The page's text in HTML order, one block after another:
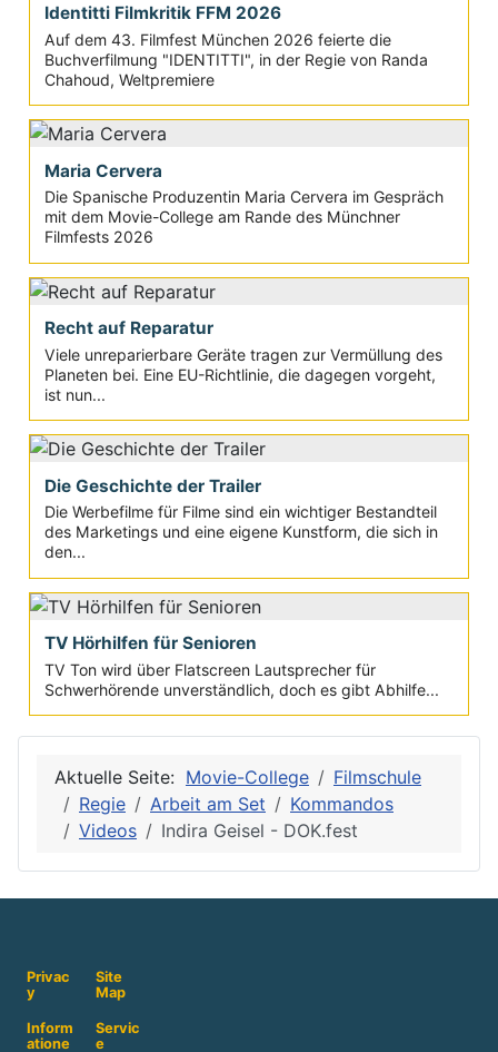
Identitti Filmkritik FFM 2026
Auf dem 43. Filmfest München 2026 feierte die
Buchverfilmung "IDENTITTI", in der Regie von Randa
Chahoud, Weltpremiere
Maria Cervera
Die Spanische Produzentin Maria Cervera im Gespräch
mit dem Movie-College am Rande des Münchner
Filmfests 2026
Recht auf Reparatur
Viele unreparierbare Geräte tragen zur Vermüllung des
Planeten bei. Eine EU-Richtlinie, die dagegen vorgeht,
ist nun...
Die Geschichte der Trailer
Die Werbefilme für Filme sind ein wichtiger Bestandteil
des Marketings und eine eigene Kunstform, die sich in
den...
TV Hörhilfen für Senioren
TV Ton wird über Flatscreen Lautsprecher für
Schwerhörende unverständlich, doch es gibt Abhilfe...
Aktuelle Seite: Movie-College
Filmschule
Regie
Arbeit am Set
Kommandos
Videos
Indira Geisel - DOK.fest
Privac
y
Site
Map
Inform
atione
Servic
e